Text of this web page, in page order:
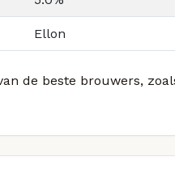
Ellon
de beste brouwers,